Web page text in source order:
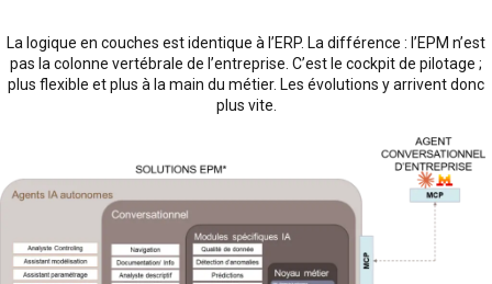
La logique en couches est identique à l’ERP. La différence : l’EPM n’est
pas la colonne vertébrale de l’entreprise. C’est le cockpit de pilotage ;
plus flexible et plus à la main du métier. Les évolutions y arrivent donc
plus vite.